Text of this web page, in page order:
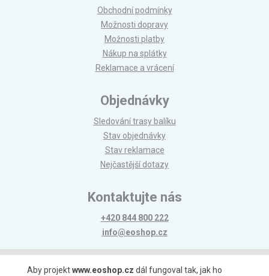
Obchodní podmínky
Možnosti dopravy
Možnosti platby
Nákup na splátky
Reklamace a vrácení
Objednávky
Sledování trasy balíku
Stav objednávky
Stav reklamace
Nejčastější dotazy
Kontaktujte nás
+420 844 800 222
info@eoshop.cz
Možnosti platby
Aby projektwww.eoshop.cz dál fungoval tak, jak ho